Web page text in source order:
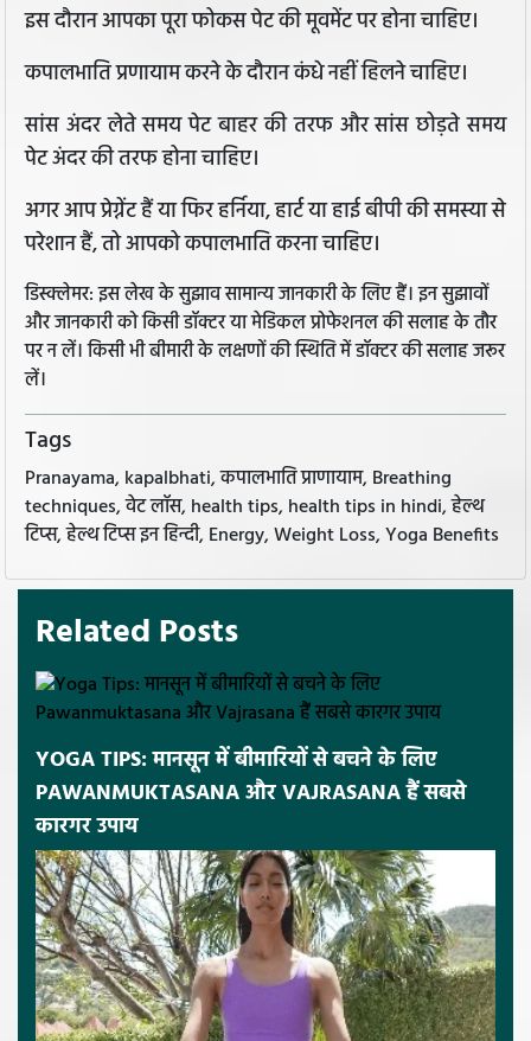
इस दौरान आपका पूरा फोकस पेट की मूवमेंट पर होना चाहिए।
कपालभाति प्रणायाम करने के दौरान कंधे नहीं हिलने चाहिए।
सांस अंदर लेते समय पेट बाहर की तरफ और सांस छोड़ते समय
पेट अंदर की तरफ होना चाहिए।
अगर आप प्रेग्नेंट हैं या फिर हर्निया, हार्ट या हाई बीपी की समस्या से
परेशान हैं, तो आपको कपालभाति करना चाहिए।
डिस्क्लेमर: इस लेख के सुझाव सामान्य जानकारी के लिए हैं। इन सुझावों
और जानकारी को किसी डॉक्टर या मेडिकल प्रोफेशनल की सलाह के तौर
पर न लें। किसी भी बीमारी के लक्षणों की स्थिति में डॉक्टर की सलाह जरूर
लें।
Tags
Pranayama, kapalbhati, कपालभाति प्राणायाम, Breathing
techniques, वेट लॉस, health tips, health tips in hindi, हेल्थ
टिप्स, हेल्थ टिप्स इन हिन्दी, Energy, Weight Loss, Yoga Benefits
Related Posts
YOGA TIPS: मानसून में बीमारियों से बचने के लिए
PAWANMUKTASANA और VAJRASANA हैं सबसे
कारगर उपाय